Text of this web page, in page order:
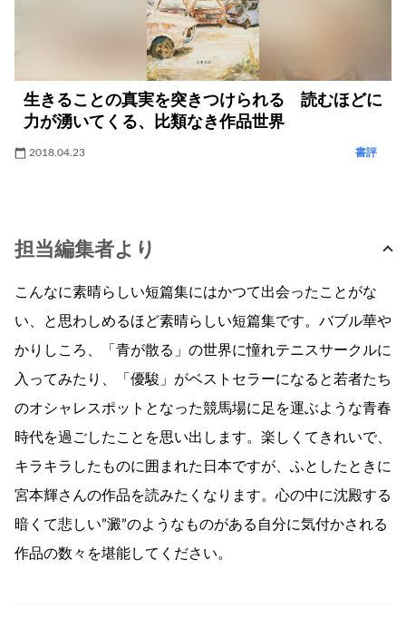
生きることの真実を突きつけられる 読むほどに
力が湧いてくる、比類なき作品世界
2018.04.23 書評
担当編集者より
こんなに素晴らしい短篇集にはかつて出会ったことがな
い、と思わしめるほど素晴らしい短篇集です。バブル華や
かりしころ、「青が散る」の世界に憧れテニスサークルに
入ってみたり、「優駿」がベストセラーになると若者たち
のオシャレスポットとなった競馬場に足を運ぶような青春
時代を過ごしたことを思い出します。楽しくてきれいで、
キラキラしたものに囲まれた日本ですが、ふとしたときに
宮本輝さんの作品を読みたくなります。心の中に沈殿する
暗くて悲しい”澱”のようなものがある自分に気付かされる
作品の数々を堪能してください。